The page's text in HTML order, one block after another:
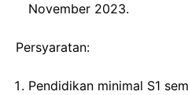
November 2023.
Persyaratan:
Pendidikan minimal S1